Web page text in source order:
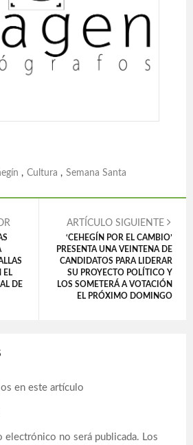
, Cultura , Semana Santa
EL
DE
ARTÍCULO SIGUIENTE
‘CEHEGÍN POR EL CAMBIO’
PRESENTA UNA VEINTENA DE
CANDIDATOS PARA LIDERAR
SU PROYECTO POLÍTICO Y
LOS SOMETERÁ A VOTACIÓN
EL PRÓXIMO DOMINGO
en este artículo
electrónico no será publicada. Los